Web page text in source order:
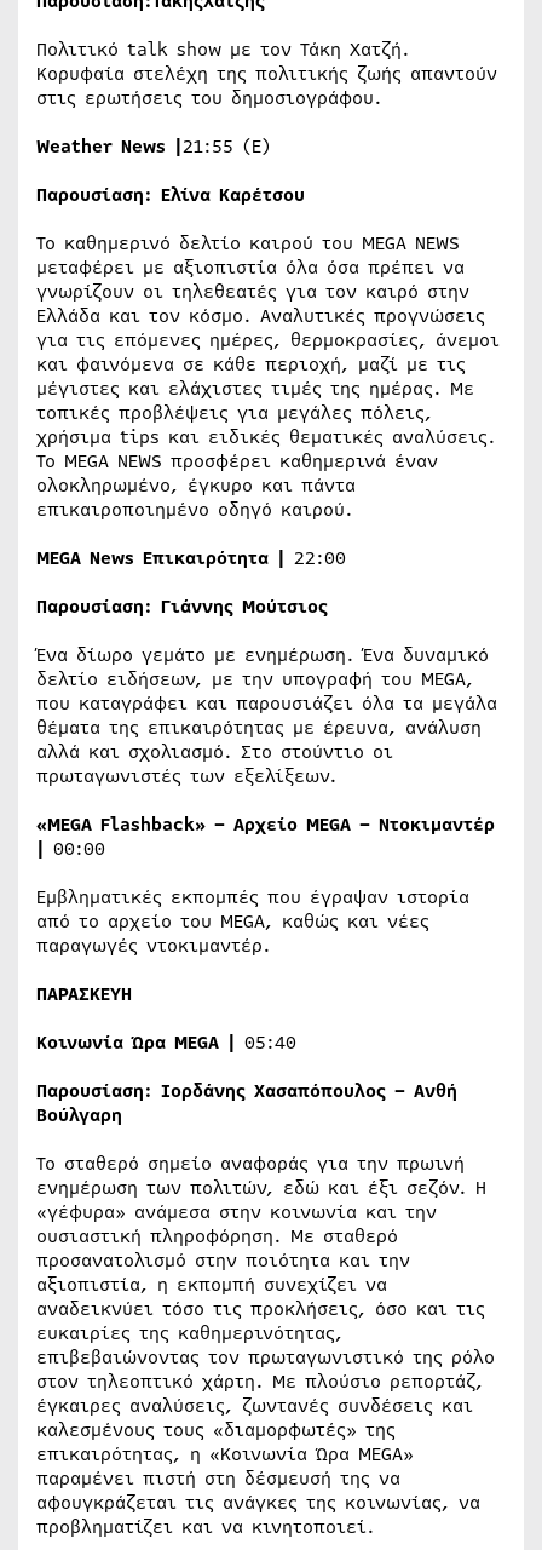
Πολιτικό talk show με τον Τάκη Χατζή.
Κορυφαία στελέχη της πολιτικής ζωής απαντούν
στις ερωτήσεις του δημοσιογράφου.
Weather News |21:55 (Ε)
Παρουσίαση: Ελίνα Καρέτσου
Το καθημερινό δελτίο καιρού του MEGA NEWS
μεταφέρει με αξιοπιστία όλα όσα πρέπει να
γνωρίζουν οι τηλεθεατές για τον καιρό στην
Ελλάδα και τον κόσμο. Αναλυτικές προγνώσεις
για τις επόμενες ημέρες, θερμοκρασίες, άνεμοι
και φαινόμενα σε κάθε περιοχή, μαζί με τις
μέγιστες και ελάχιστες τιμές της ημέρας. Με
τοπικές προβλέψεις για μεγάλες πόλεις,
χρήσιμα tips και ειδικές θεματικές αναλύσεις.
Το MEGA NEWS προσφέρει καθημερινά έναν
ολοκληρωμένο, έγκυρο και πάντα
επικαιροποιημένο οδηγό καιρού.
MEGA Νews Επικαιρότητα | 22:00
Παρουσίαση: Γιάννης Μούτσιος
Ένα δίωρο γεμάτο με ενημέρωση. Ένα δυναμικό
δελτίο ειδήσεων, με την υπογραφή του MEGA,
που καταγράφει και παρουσιάζει όλα τα μεγάλα
θέματα της επικαιρότητας με έρευνα, ανάλυση
αλλά και σχολιασμό. Στο στούντιο οι
πρωταγωνιστές των εξελίξεων.
«MEGA Flashback» – Αρχείο MEGA – Ντοκιμαντέρ
| 00:00
Εμβληματικές εκπομπές που έγραψαν ιστορία
από το αρχείο του MEGA, καθώς και νέες
παραγωγές ντοκιμαντέρ.
ΠΑΡΑΣΚΕΥΗ
Κοινωνία Ώρα MEGA | 05:40
Παρουσίαση: Ιορδάνης Χασαπόπουλος – Ανθή
Βούλγαρη
Το σταθερό σημείο αναφοράς για την πρωινή
ενημέρωση των πολιτών, εδώ και έξι σεζόν. Η
«γέφυρα» ανάμεσα στην κοινωνία και την
ουσιαστική πληροφόρηση. Με σταθερό
προσανατολισμό στην ποιότητα και την
αξιοπιστία, η εκπομπή συνεχίζει να
αναδεικνύει τόσο τις προκλήσεις, όσο και τις
ευκαιρίες της καθημερινότητας,
επιβεβαιώνοντας τον πρωταγωνιστικό της ρόλο
στον τηλεοπτικό χάρτη. Με πλούσιο ρεπορτάζ,
έγκαιρες αναλύσεις, ζωντανές συνδέσεις και
καλεσμένους τους «διαμορφωτές» της
επικαιρότητας, η «Κοινωνία Ώρα MEGA»
παραμένει πιστή στη δέσμευσή της να
αφουγκράζεται τις ανάγκες της κοινωνίας, να
προβληματίζει και να κινητοποιεί.